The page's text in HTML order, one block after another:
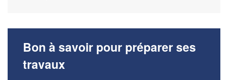
Bon à savoir pour préparer ses
travaux